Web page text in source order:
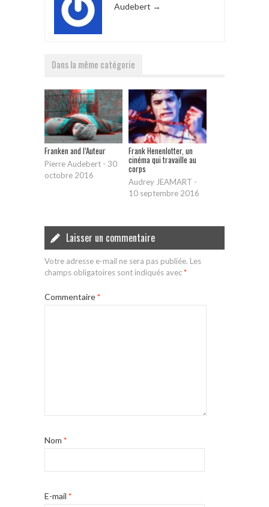
Audebert →
Dans la même catégorie
Franken and l’Auteur
Pierre Audebert - 30
octobre 2016
Frank Henenlotter, un
cinéma qui travaille au
corps
Audrey JEAMART -
10 septembre 2016
Laisser un commentaire
Votre adresse e-mail ne sera pas publiée. Les
champs obligatoires sont indiqués avec*
Commentaire*
Nom *
E-mail *